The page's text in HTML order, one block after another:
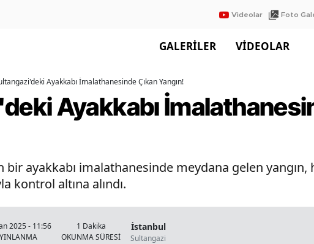
Videolar Foto
GALERİLER VİDEOLAR
Ayakkabı İmalathanesinde Çıkan Yangın!
Ayakkabı
ayakkabı imalathanesinde meydana gelen yangın,
kontrol altına alındı.
2025 - 11:56
1 Dakika
OKUNMA SÜRESİ
İstanbul
Sultangazi